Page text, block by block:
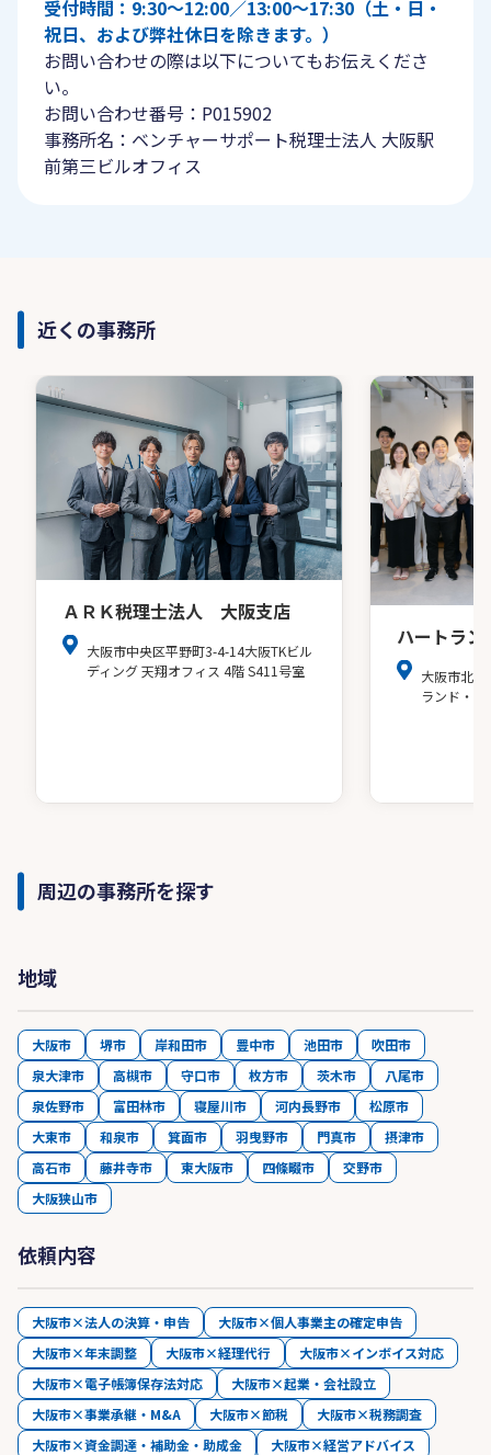
受付時間：9:30〜12:00／13:00〜17:30（土・日・
祝日、および弊社休日を除きます。）
お問い合わせの際は以下についてもお伝えくださ
い。
お問い合わせ番号：P015902
事務所名：ベンチャーサポート税理士法人 大阪駅
前第三ビルオフィス
近くの事務所
ＡＲＫ税理士法人 大阪支店
大阪市中央区平野町3-4-14大阪TKビル
ディング 天翔オフィス 4階 S411号室
ハートラ
大阪市北
ランド・
周辺の事務所を探す
地域
大阪市 堺市 岸和田市 豊中市 池田市
吹田市
泉大津市
高槻市 守口市 枚方市 茨木市
八尾市
泉佐野市
富田林市 寝屋川市 河内長野市
松原市
大東市
和泉市 箕面市 羽曳野市 門真市
摂津市
高石市
藤井寺市 東大阪市 四條畷市
交野市
大阪狭山市
依頼内容
大阪市×法人の決算・申告
大阪市×個人事業主の確定申告
大阪市×年末調整
大阪市×経理代行
大阪市×インボイス対応
大阪市×電子帳簿保存法対応
大阪市×起業・会社設立
大阪市×事業承継・M&A
大阪市×節税
大阪市×税務調査
大阪市×資金調達・補助金・助成金
大阪市×経営アドバイス